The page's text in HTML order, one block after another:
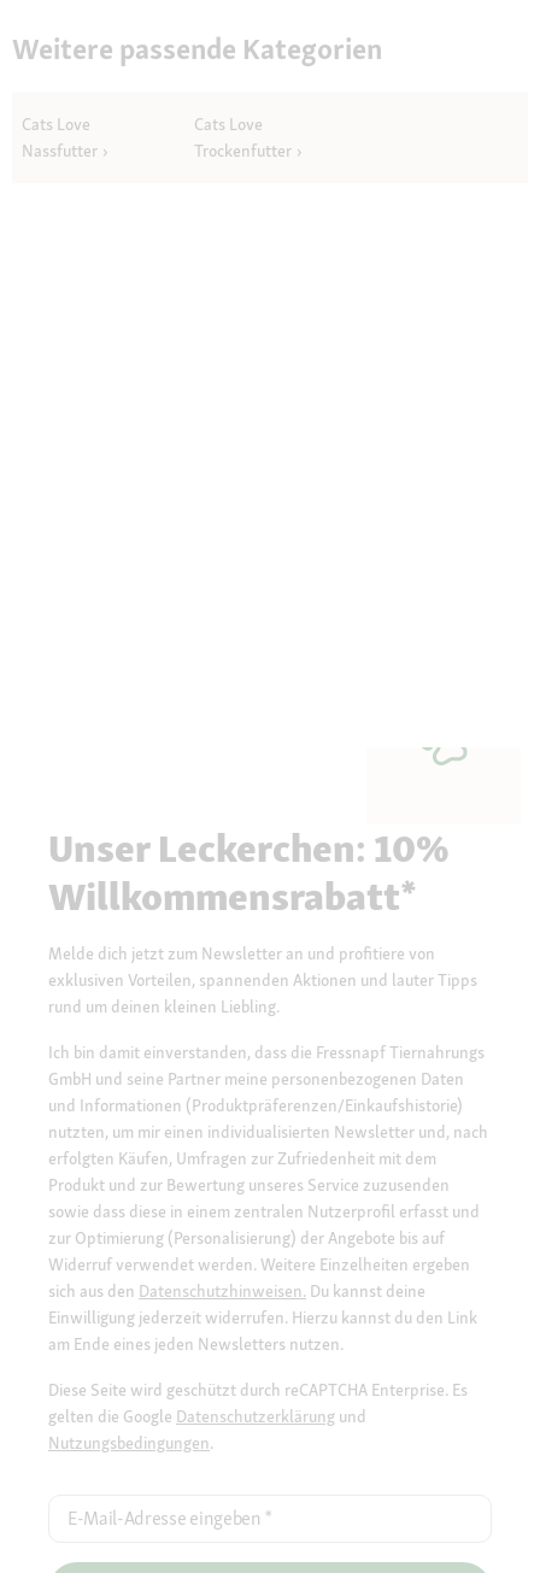
12x85
Weitere passende Kategorien
Cats Love
Nassfutter
Cats Love
Trockenfutter
Unser Leckerchen: 10%
Willkommensrabatt*
Melde dich jetzt zum Newsletter an und profitiere von
exklusiven Vorteilen, spannenden Aktionen und lauter Tipps
rund um deinen kleinen Liebling.
Ich bin damit einverstanden, dass die Fressnapf Tiernahrungs
GmbH und seine Partner meine personenbezogenen Daten
und Informationen (Produktpräferenzen/Einkaufshistorie)
nutzten, um mir einen individualisierten Newsletter und, nach
erfolgten Käufen, Umfragen zur Zufriedenheit mit dem
Produkt und zur Bewertung unseres Service zuzusenden
sowie dass diese in einem zentralen Nutzerprofil erfasst und
zur Optimierung (Personalisierung) der Angebote bis auf
Widerruf verwendet werden. Weitere Einzelheiten ergeben
sich aus den Datenschutzhinweisen. Du kannst deine
Einwilligung jederzeit widerrufen. Hierzu kannst du den Link
am Ende eines jeden Newsletters nutzen.
Diese Seite wird geschützt durch reCAPTCHA Enterprise. Es
gelten die Google Datenschutzerklärung und
Nutzungsbedingungen.
E-Mail-Adresse eingeben *